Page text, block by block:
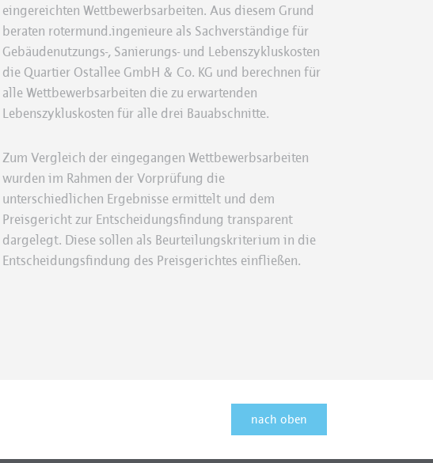
eingereichten Wettbewerbsarbeiten. Aus diesem Grund
beraten rotermund.ingenieure als Sachverständige für
Gebäudenutzungs-, Sanierungs- und Lebenszykluskosten
die Quartier Ostallee GmbH & Co. KG und berechnen für
alle Wettbewerbsarbeiten die zu erwartenden
Lebenszykluskosten für alle drei Bauabschnitte.
Zum Vergleich der eingegangen Wettbewerbsarbeiten
wurden im Rahmen der Vorprüfung die
unterschiedlichen Ergebnisse ermittelt und dem
Preisgericht zur Entscheidungsfindung transparent
dargelegt. Diese sollen als Beurteilungskriterium in die
Entscheidungsfindung des Preisgerichtes einfließen.
nach oben